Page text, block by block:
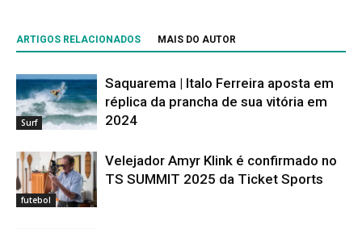
ARTIGOS RELACIONADOS MAIS DO AUTOR
Surf
Saquarema | Italo Ferreira aposta em
réplica da prancha de sua vitória em
2024
futebol
Velejador Amyr Klink é confirmado no
TS SUMMIT 2025 da Ticket Sports